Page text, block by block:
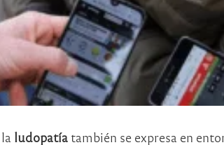
ludopatíatambién se expresa en